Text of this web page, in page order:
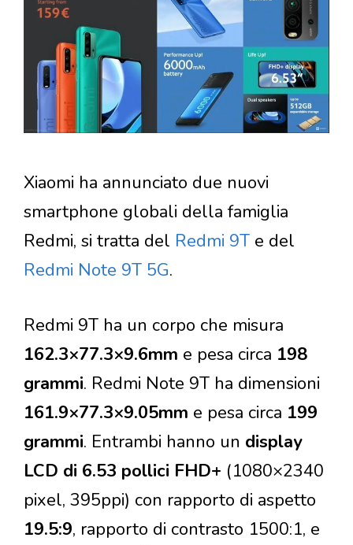
Xiaomi ha annunciato due nuovi
smartphone globali della famiglia
Redmi, si tratta del Redmi 9T e del
Redmi Note 9T 5G.
Redmi 9T ha un corpo che misura
162.3×77.3×9.6mm e pesa circa 198
grammi. Redmi Note 9T ha dimensioni
161.9×77.3×9.05mm e pesa circa 199
grammi. Entrambi hanno un display
LCD di 6.53 pollici FHD+ (1080×2340
pixel, 395ppi) con rapporto di aspetto
19.5:9, rapporto di contrasto 1500:1, e